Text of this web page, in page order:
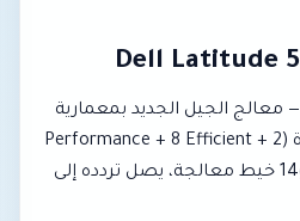
— معالج الجيل الجديد بمعمارية
Meteor Lake، يضم 12 نواة (2 Performance + 8 Efficient +
2 Low-Power Efficient) و14 خيط معالجة، يصل تردده إلى